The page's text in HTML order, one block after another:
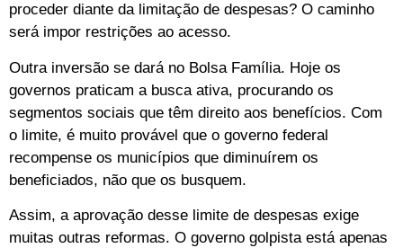
proceder diante da limitação de despesas? O caminho
será impor restrições ao acesso.
Outra inversão se dará no Bolsa Família. Hoje os
governos praticam a busca ativa, procurando os
segmentos sociais que têm direito aos benefícios. Com
o limite, é muito provável que o governo federal
recompense os municípios que diminuírem os
beneficiados, não que os busquem.
Assim, a aprovação desse limite de despesas exige
muitas outras reformas. O governo golpista está apenas